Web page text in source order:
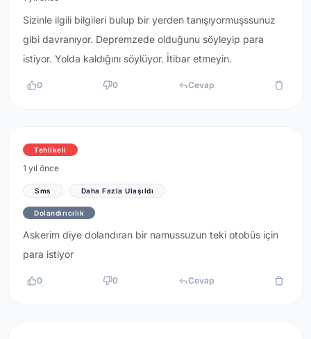
Sizinle ilgili bilgileri bulup bir yerden tanışıyormuşssunuz
gibi davranıyor. Depremzede olduğunu söyleyip para
istiyor. Yolda kaldığını söylüyor. İtibar etmeyin.
0 0 Cevap
Tehlikeli
1 yıl önce
Sms Daha Fazla Ulaşıldı
Dolandırıcılık
Askerim diye dolandıran bir namussuzun teki otobüs için
para istiyor
0 0 Cevap